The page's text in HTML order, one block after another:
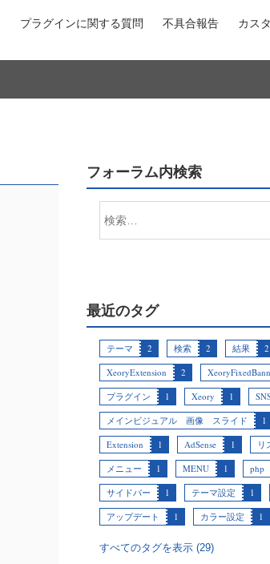
プラグインに関する質問 不具合報告 カス
フォーラム内検索
最近のタグ
テーマ 2 検索 2 結果
2
XeoryExtension
2
プラグイン
1 Xeory 1
メインビジュアル 画像 スライド
1
Extension
1 AdSense 1 リ
メニュー
1 MENU 1 php
サイドバー
1 テーマ設定 1
アップデート
1 カラー設定 1
すべてのタグを表示 (29)